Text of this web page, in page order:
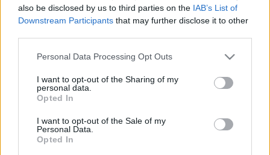
also be disclosed by us to third parties on the IAB’s List of
Downstream Participants that may further disclose it to other
Please note that this website/app uses one or more Google
not limited to your visit or usage behaviour. You may click to
grant or deny consent to Google and its third-party tags to
use your data for below specified purposes in below Google
consent section.
Personal Data Processing Opt Outs
I want to opt-out of the Sharing of my
personal data.
Opted In
I want to opt-out of the Sale of my
Personal Data.
Opted In
három helyen kell egyszerre helyt állni, ráadásul
mindjárt az első percekben feltűnik egy igazi profi -
aki talán már 30 éve nem bukott le. Ideje lesz!
formáját. Ebben a részben viszont az összes háttérbe
szorul, hisz Dexter vezeti fel az évadot, méghozzá
kifigurázása a sorozat eddigi legnagyobb poénja.
Ami pedig a rész végén történik - valahol vártam már